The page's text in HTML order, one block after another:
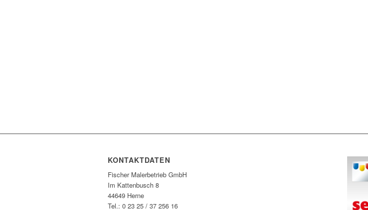
KONTAKTDATEN
Fischer Malerbetrieb GmbH
Im Kattenbusch 8
44649 Herne
Tel.: 0 23 25 / 37 256 16